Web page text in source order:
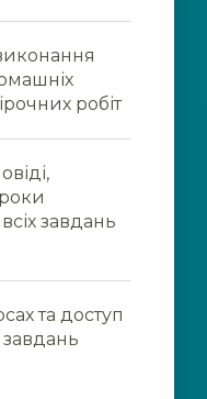
робіт
завдань
та доступ